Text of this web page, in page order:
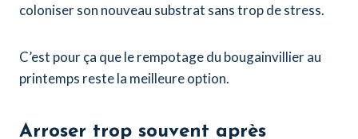
coloniser son nouveau substrat sans trop de stress.
C’est pour ça que le rempotage du bougainvillier au
printemps reste la meilleure option.
Arroser trop souvent après